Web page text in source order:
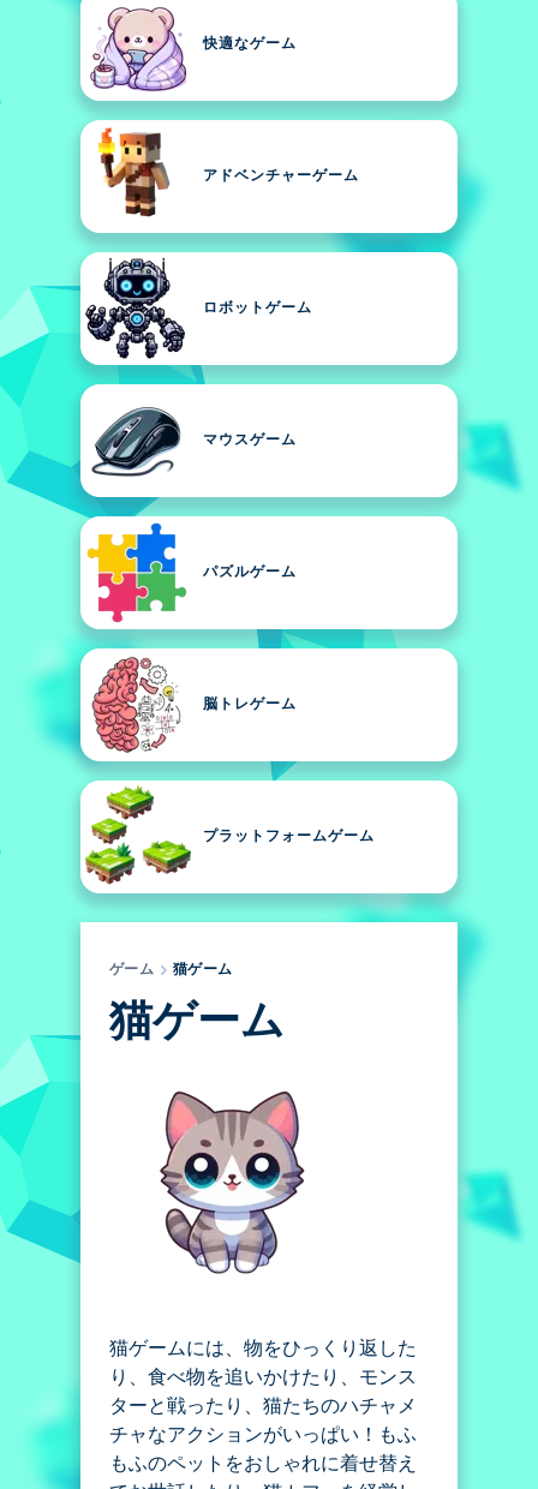
快適なゲーム
アドベンチャーゲーム
ロボットゲーム
マウスゲーム
パズルゲーム
脳トレゲーム
プラットフォームゲーム
ゲーム 猫ゲーム
猫ゲーム
猫ゲームには、物をひっくり返した
り、食べ物を追いかけたり、モンス
ターと戦ったり、猫たちのハチャメ
チャなアクションがいっぱい！もふ
もふのペットをおしゃれに着せ替え